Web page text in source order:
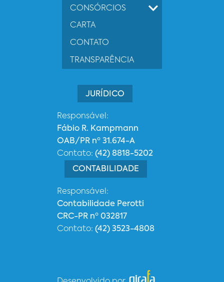
CONSÓRCIOS
CARTA
CONTATO
TRANSPARÊNCIA
JURÍDICO
Responsável:
Fábio R. Kampmann
OAB/PR nº 31.674-A
Contato: (42) 8818-5202
CONTABILIDADE
Responsável:
Contabilidade Perotti
CRC-PR nº 032817
Contato: (42) 3523-4808